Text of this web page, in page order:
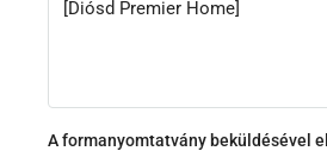
A formanyomtatvány beküldésével